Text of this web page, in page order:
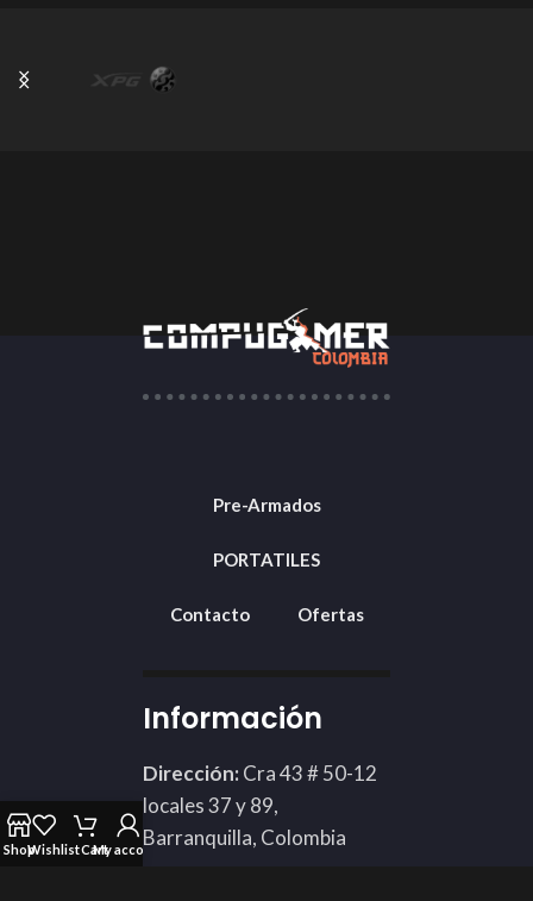
Pre-Armados
PORTATILES
Contacto Ofertas
Información
Dirección: Cra 43 # 50-12
locales 37 y 89,
Barranquilla, Colombia
ShopWishlistCartMy account